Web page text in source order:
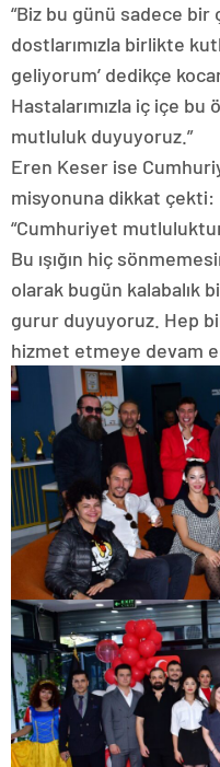
“Biz bu günü sadece bir
dostlarımızla birlikte
geliyorum’ dedikçe
Hastalarımızla iç içe
mutluluk duyuyoruz.”
Eren Keser ise
misyonuna dikkat çekti:
“Cumhuriyet
Bu ışığın hiç
olarak bugün kalabalık
gurur duyuyoruz. Hep
hizmet etmeye devam